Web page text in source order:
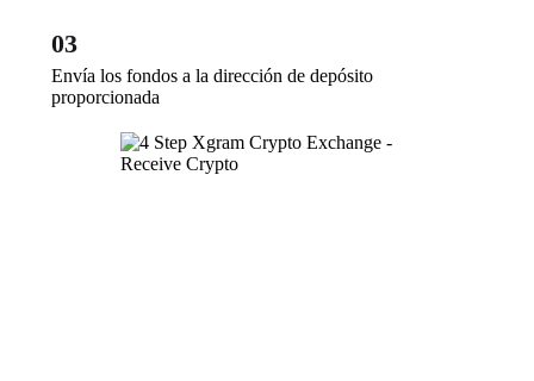
03
Envía los fondos a la dirección de depósito
proporcionada